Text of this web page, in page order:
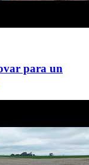
para un